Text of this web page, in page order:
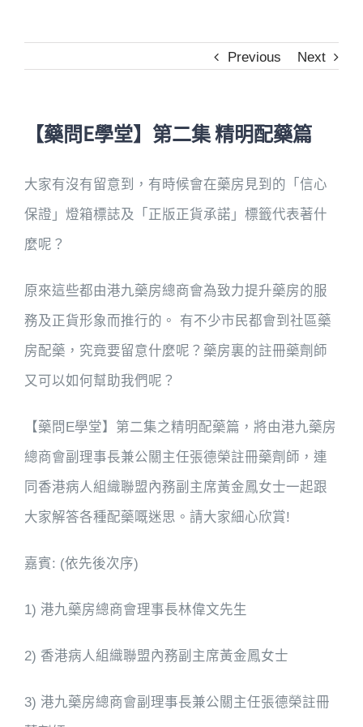
Previous Next
【藥問E學堂】第二集 精明配藥篇
大家有沒有留意到，有時候會在藥房見到的「信心
保證」燈箱標誌及「正版正貨承諾」標籤代表著什
麼呢？
原來這些都由港九藥房總商會為致力提升藥房的服
務及正貨形象而推行的。 有不少市民都會到社區藥
房配藥，究竟要留意什麼呢？藥房裏的註冊藥劑師
又可以如何幫助我們呢？
【藥問E學堂】第二集之精明配藥篇，將由港九藥房
總商會副理事長兼公關主任張德榮註冊藥劑師，連
同香港病人組織聯盟內務副主席黃金鳳女士一起跟
大家解答各種配藥嘅迷思。請大家細心欣賞!
嘉賓: (依先後次序)
1) 港九藥房總商會理事長林偉文先生
2) 香港病人組織聯盟內務副主席黃金鳳女士
3) 港九藥房總商會副理事長兼公關主任張德榮註冊